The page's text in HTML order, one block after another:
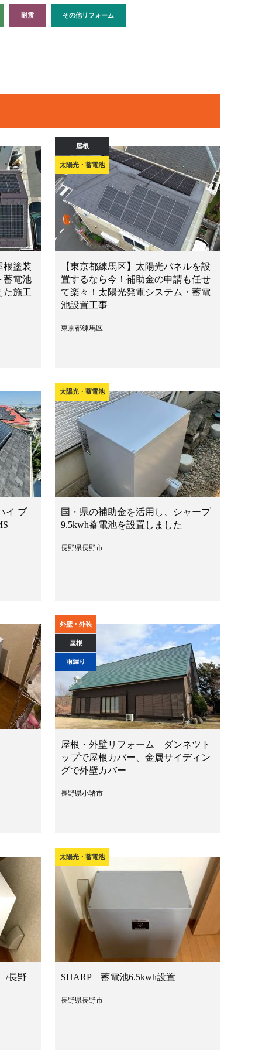
耐震 その他リフォーム
根塗装
蓄電池
た施工
屋根
太陽光・蓄電池
【東京都練馬区】太陽光パネルを設
置するなら今！補助金の申請も任せ
て楽々！太陽光発電システム・蓄電
池設置工事
東京都練馬区
イ ブ
太陽光・蓄電池
国・県の補助金を活用し、シャープ
9.5kwh蓄電池を設置しました
長野県長野市
外壁・外装
屋根
雨漏り
屋根・外壁リフォーム ダンネツト
ップで屋根カバー、金属サイディン
グで外壁カバー
長野県小諸市
/長野
太陽光・蓄電池
SHARP 蓄電池6.5kwh設置
長野県長野市